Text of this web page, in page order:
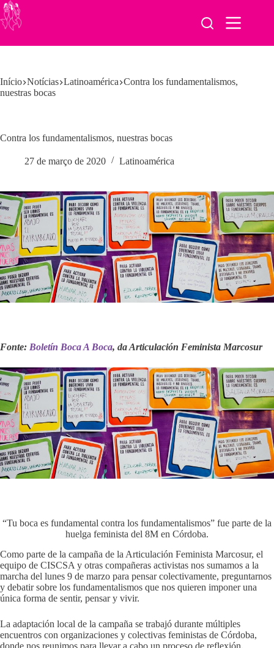
Pular
para
o
Início Notícias Latinoamérica Contra los fundamentalismos,
nuestras bocas
Contra los fundamentalismos, nuestras bocas
27 de março de 2020 Latinoamérica
Fonte: Boletín Boca A Boca, da Articulación Feminista Marcosur
“Tu boca es fundamental contra los fundamentalismos” fue parte de la
huelga feminista del 8M en Córdoba.
Como parte de la campaña de la Articulación Feminista Marcosur, el
equipo de CISCSA y otras compañeras activistas nos sumamos a la
marcha del lunes 9 de marzo para pensar colectivamente, preguntarnos
y debatir sobre los fundamentalismos que nos quieren imponer una
única forma de sentir, pensar y vivir.
La adaptación local de la campaña se trabajó durante múltiples
encuentros con organizaciones y colectivas feministas de Córdoba,
donde nos reunimos para llevar a cabo un proceso de reflexión,